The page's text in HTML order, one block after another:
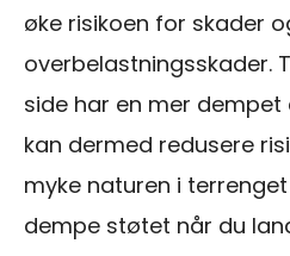
øke risikoen for skader
overbelastningsskader.
side har en mer
kan dermed redusere
myke naturen i
dempe støtet når du